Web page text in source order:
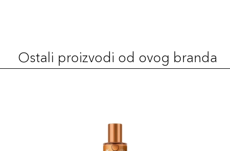
Ostali proizvodi od ovog branda